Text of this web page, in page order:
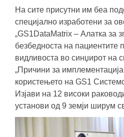
На сите присутни им беа
специјално изработени за
„GS1DataMatrix – Алатка за
безбедноста на пациентите
видливоста во синџирот на
„Причини за
користењето на GS1
Изјави на 12 високи
установи од 9 земји ширум